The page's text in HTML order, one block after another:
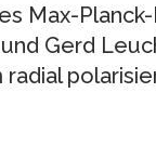
Max-
Gerd